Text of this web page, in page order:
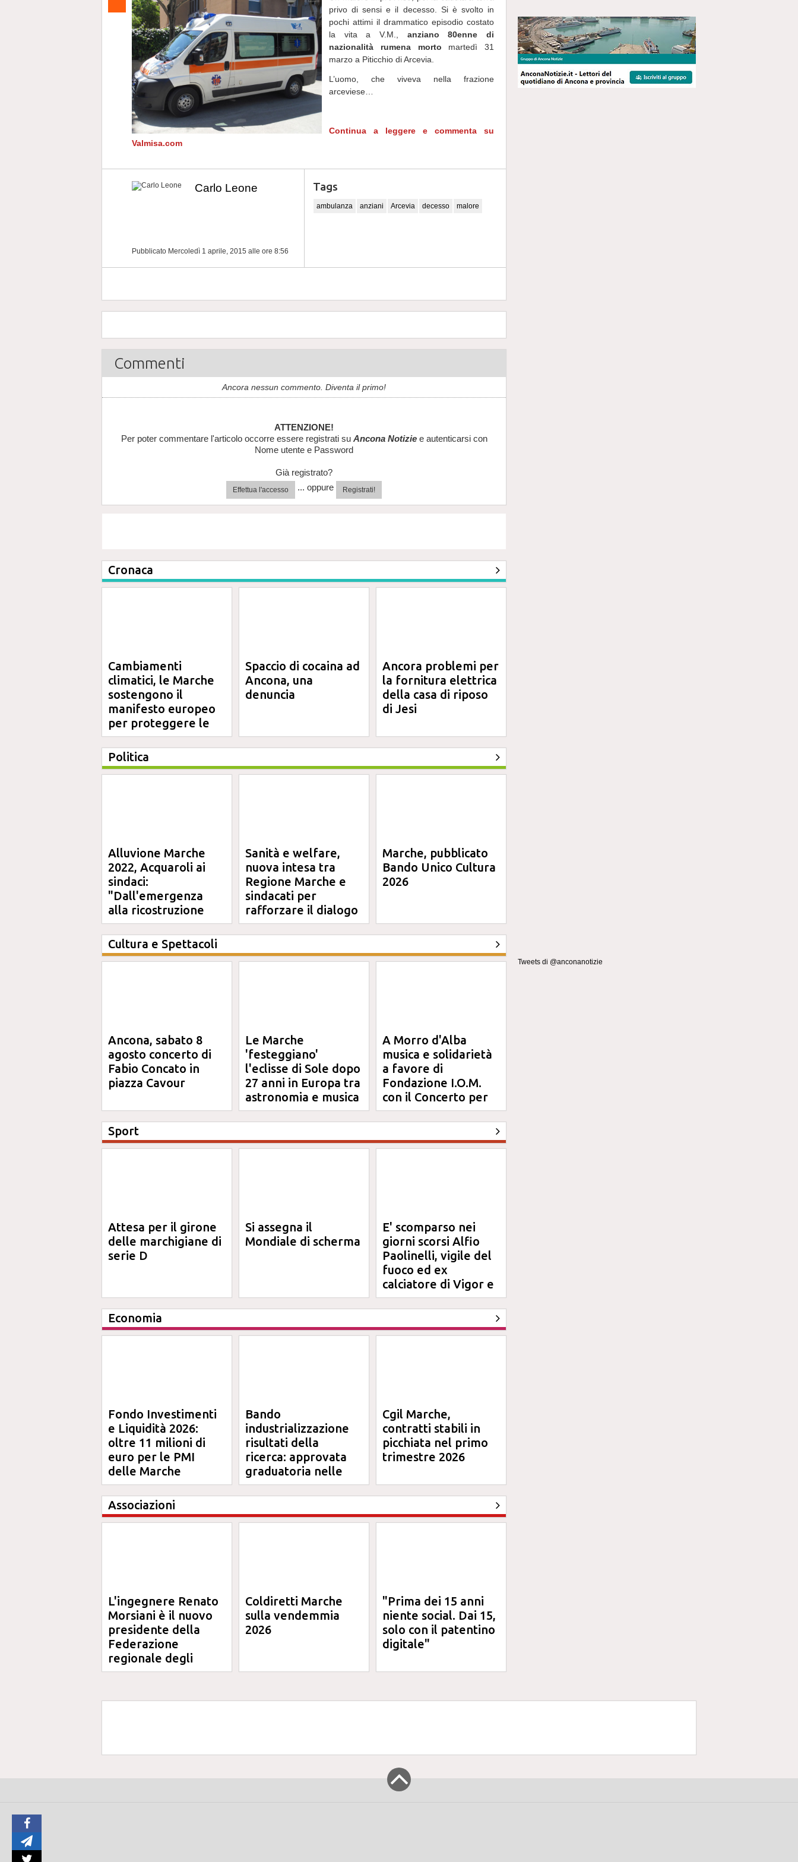
privo di sensi e il decesso. Si è svolto in
pochi attimi il drammatico episodio costato
la vita a V.M., anziano 80enne di
nazionalità rumena morto martedì 31
marzo a Piticchio di Arcevia.
L’uomo, che viveva nella frazione
arceviese…
Continua a leggere e commenta su
Valmisa.com
Carlo Leone
Pubblicato Mercoledì 1 aprile, 2015 alle ore 8:56
Tags
ambulanza anziani Arcevia decesso malore
Commenti
Ancora nessun commento. Diventa il primo!
ATTENZIONE!
Per poter commentare l'articolo occorre essere registrati su Ancona Notiziee autenticarsi con
Nome utente e Password
Già registrato?
Effettua l'accesso ... oppure Registrati!
Cronaca
Cambiamenti
climatici, le Marche
sostengono il
manifesto europeo
per proteggere le
aree costiere
Spaccio di cocaina ad
Ancona, una
denuncia
Ancora problemi per
la fornitura elettrica
della casa di riposo
di Jesi
Politica
Alluvione Marche
2022, Acquaroli ai
sindaci:
"Dall'emergenza
alla ricostruzione
definitiva"
Sanità e welfare,
nuova intesa tra
Regione Marche e
sindacati per
rafforzare il dialogo
Marche, pubblicato
Bando Unico Cultura
2026
Cultura e Spettacoli
Ancona, sabato 8
agosto concerto di
Fabio Concato in
piazza Cavour
Le Marche
'festeggiano'
l'eclisse di Sole dopo
27 anni in Europa tra
astronomia e musica
A Morro d'Alba
musica e solidarietà
a favore di
Fondazione I.O.M.
con il Concerto per
Anna
Sport
Attesa per il girone
delle marchigiane di
serie D
Si assegna il
Mondiale di scherma
E' scomparso nei
giorni scorsi Alfio
Paolinelli, vigile del
fuoco ed ex
calciatore di Vigor e
Jesina
Economia
Fondo Investimenti
e Liquidità 2026:
oltre 11 milioni di
euro per le PMI
delle Marche
Bando
industrializzazione
risultati della
ricerca: approvata
graduatoria nelle
Marche
Cgil Marche,
contratti stabili in
picchiata nel primo
trimestre 2026
Associazioni
L'ingegnere Renato
Morsiani è il nuovo
presidente della
Federazione
regionale degli
Ordini degli
Marche
Coldiretti Marche
sulla vendemmia
2026
"Prima dei 15 anni
niente social. Dai 15,
solo con il patentino
digitale"
Tweets di @anconanotizie